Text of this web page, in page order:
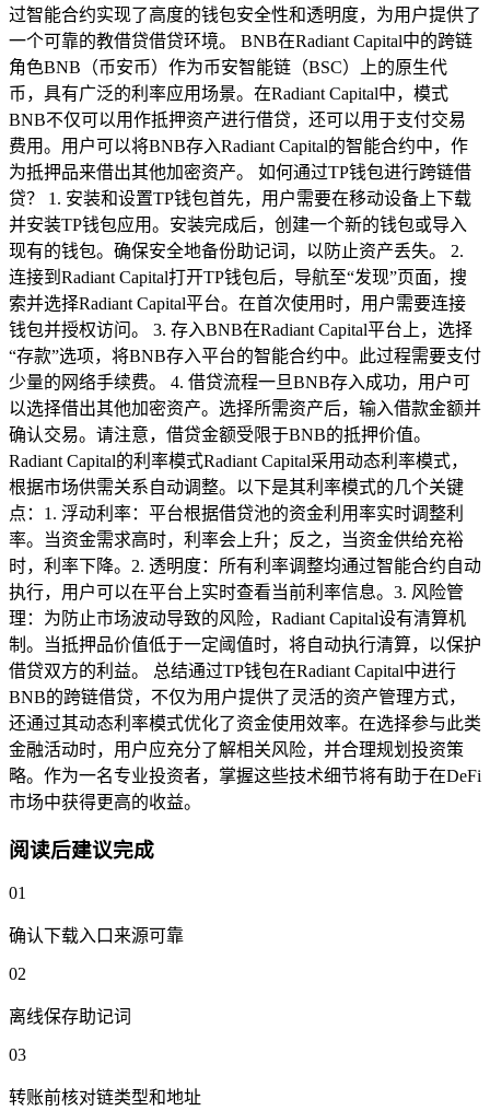
过智能合约实现了高度的钱包安全性和透明度，为用户提供了
一个可靠的教借贷借贷环境。 BNB在Radiant Capital中的跨链
角色BNB（币安币）作为币安智能链（BSC）上的原生代
币，具有广泛的利率应用场景。在Radiant Capital中，模式
BNB不仅可以用作抵押资产进行借贷，还可以用于支付交易
费用。用户可以将BNB存入Radiant Capital的智能合约中，作
为抵押品来借出其他加密资产。 如何通过TP钱包进行跨链借
贷？ 1. 安装和设置TP钱包首先，用户需要在移动设备上下载
并安装TP钱包应用。安装完成后，创建一个新的钱包或导入
现有的钱包。确保安全地备份助记词，以防止资产丢失。 2.
连接到Radiant Capital打开TP钱包后，导航至“发现”页面，搜
索并选择Radiant Capital平台。在首次使用时，用户需要连接
钱包并授权访问。 3. 存入BNB在Radiant Capital平台上，选择
“存款”选项，将BNB存入平台的智能合约中。此过程需要支付
少量的网络手续费。 4. 借贷流程一旦BNB存入成功，用户可
以选择借出其他加密资产。选择所需资产后，输入借款金额并
确认交易。请注意，借贷金额受限于BNB的抵押价值。
Radiant Capital的利率模式Radiant Capital采用动态利率模式，
根据市场供需关系自动调整。以下是其利率模式的几个关键
点：1. 浮动利率：平台根据借贷池的资金利用率实时调整利
率。当资金需求高时，利率会上升；反之，当资金供给充裕
时，利率下降。2. 透明度：所有利率调整均通过智能合约自动
执行，用户可以在平台上实时查看当前利率信息。3. 风险管
理：为防止市场波动导致的风险，Radiant Capital设有清算机
制。当抵押品价值低于一定阈值时，将自动执行清算，以保护
借贷双方的利益。 总结通过TP钱包在Radiant Capital中进行
BNB的跨链借贷，不仅为用户提供了灵活的资产管理方式，
还通过其动态利率模式优化了资金使用效率。在选择参与此类
金融活动时，用户应充分了解相关风险，并合理规划投资策
略。作为一名专业投资者，掌握这些技术细节将有助于在DeFi
市场中获得更高的收益。
阅读后建议完成
01
确认下载入口来源可靠
02
离线保存助记词
03
转账前核对链类型和地址